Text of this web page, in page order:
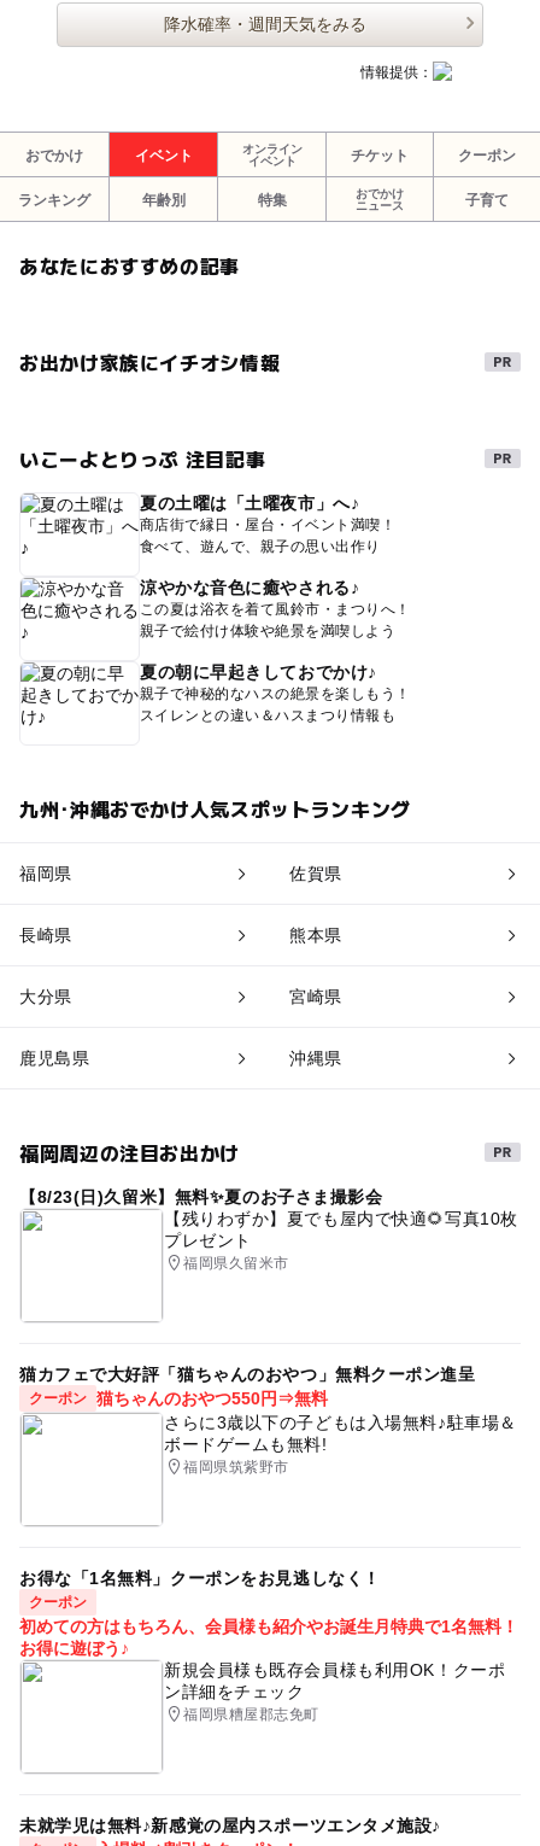
降水確率・週間天気をみる
情報提供：
おでかけ イベント
オンライン
イベント
チケット クーポン
ランキング 年齢別 特集
おでかけ
ニュース
子育て
あなたにおすすめの記事
お出かけ家族にイチオシ情報
いこーよとりっぷ 注目記事
夏の土曜は「土曜夜市」へ♪
商店街で縁日・屋台・イベント満喫！
食べて、遊んで、親子の思い出作り
涼やかな音色に癒やされる♪
この夏は浴衣を着て風鈴市・まつりへ！
親子で絵付け体験や絶景を満喫しよう
夏の朝に早起きしておでかけ♪
親子で神秘的なハスの絶景を楽しもう！
スイレンとの違い＆ハスまつり情報も
九州･沖縄おでかけ人気スポットランキング
福岡県 佐賀県
長崎県 熊本県
大分県 宮崎県
鹿児島県 沖縄県
福岡周辺の注目お出かけ
【8/23(日)久留米】無料✨夏のお子さま撮影会
【残りわずか】夏でも屋内で快適🌻写真10枚
プレゼント
福岡県久留米市
猫カフェで大好評「猫ちゃんのおやつ」無料クーポン進呈
クーポン 猫ちゃんのおやつ550円⇒無料
さらに3歳以下の子どもは入場無料♪駐車場＆
ボードゲームも無料!
福岡県筑紫野市
お得な「1名無料」クーポンをお見逃しなく！
クーポン
初めての方はもちろん、会員様も紹介やお誕生月特典で1名無料！
お得に遊ぼう♪
新規会員様も既存会員様も利用OK！クーポ
ン詳細をチェック
福岡県糟屋郡志免町
未就学児は無料♪新感覚の屋内スポーツエンタメ施設♪